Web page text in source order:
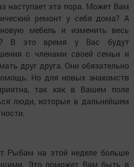
наступает эта пора. Может Вам
ремонт у себя дома? А
мебель и изменить весь
В это время у Вас будут
с членами своей семьи и
друг друга. Они обязательно
Но для новых знакомств
так как в Вашем поле
люди, которые в дальнейшем
Рыбам на этой неделе больше
Это поможет Вам быть в